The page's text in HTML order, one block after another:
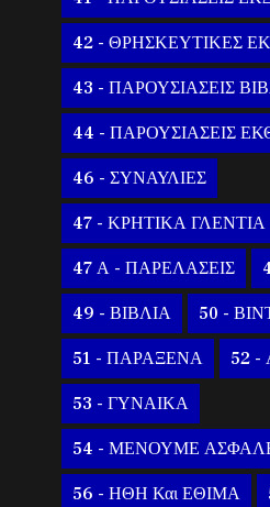
42 - ΘΡΗΣΚΕΥΤΙΚΕΣ
43 - ΠΑΡΟΥΣΙΑΣΕΙΣ
44 - ΠΑΡΟΥΣΙΑΣΕΙΣ
46 - ΣΥΝΑΥΛΙΕΣ
47 - ΚΡΗΤΙΚΑ ΓΛΕΝΤΙΑ
47 Α - ΠΑΡΕΛΑΣΕΙΣ
49 - ΒΙΒΛΙΑ 50 -
51 - ΠΑΡΑΞΕΝΑ 52
53 - ΓΥΝΑΙΚΑ
54 - ΜΕΝΟΥΜΕ
56 - ΗΘΗ Και ΕΘΙΜΑ